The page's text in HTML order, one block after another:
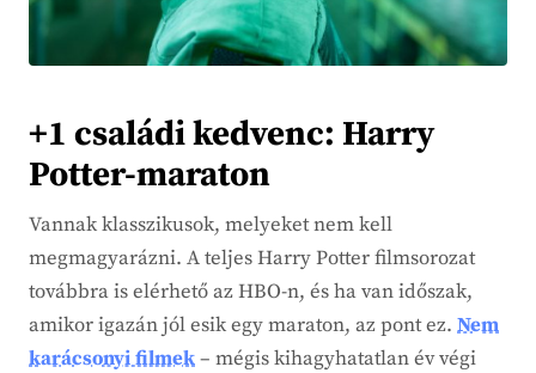
+1 családi kedvenc: Harry
Potter-maraton
Vannak klasszikusok, melyeket nem kell
megmagyarázni. A teljes Harry Potter filmsorozat
továbbra is elérhető az HBO-n, és ha van időszak,
amikor igazán jól esik egy maraton, az pont ez. Nem
karácsonyi filmek– mégis kihagyhatatlan év végi